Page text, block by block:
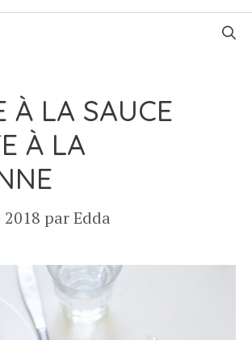
À LA SAUCE
À LA
parEdda